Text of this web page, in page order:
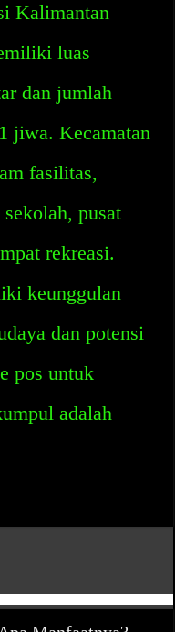
Kalimantan
luas
dan jumlah
jiwa. Kecamatan
fasilitas,
pusat
rekreasi.
keunggulan
dan potensi
pos untuk
adalah